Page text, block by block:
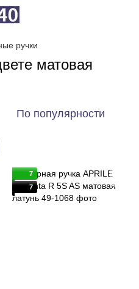
ручки
матовая
По популярности
7
7